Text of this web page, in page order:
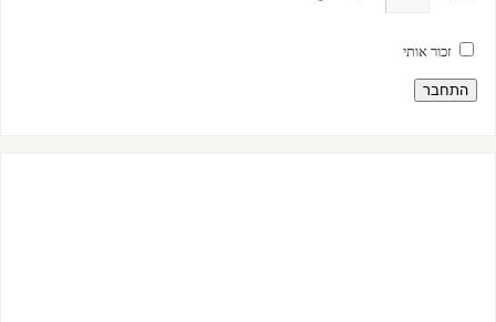
זכור אותי
התחבר